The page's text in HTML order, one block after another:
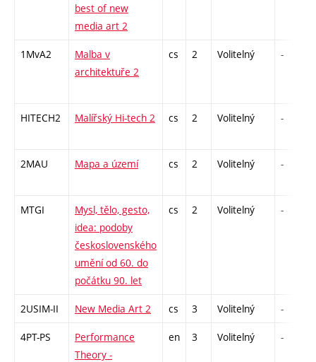
best of new
media art 2
1MvA2
Malba v
architektuře 2
cs 2 Volitelný -
HITECH2 Malířský Hi-tech 2 cs 2 Volitelný -
2MAU Mapa a území cs 2 Volitelný -
MTGI
Mysl, tělo, gesto,
idea: podoby
československého
umění od 60. do
počátku 90. let
cs 2 Volitelný -
2USIM-II New Media Art 2 cs 3 Volitelný -
4PT-PS
Performance
Theory -
en 3 Volitelný -